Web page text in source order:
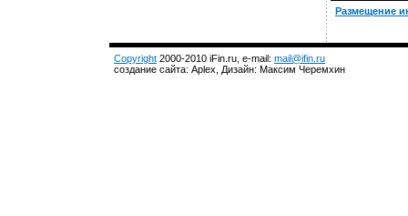
Размещение
Copyright 2000-2010 iFin.ru, e-mail: mail@ifin.ru
создание сайта: Aplex, Дизайн: Максим Черемхин